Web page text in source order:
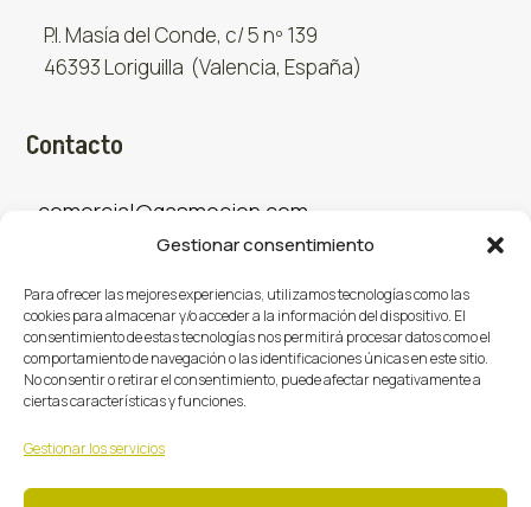
Gestionar consentimiento
Para ofrecer las mejores experiencias, utilizamos tecnologías como las
cookies para almacenar y/o acceder a la información del dispositivo. El
consentimiento de estas tecnologías nos permitirá procesar datos como el
comportamiento de navegación o las identificaciones únicas en este sitio.
No consentir o retirar el consentimiento, puede afectar negativamente a
ciertas características y funciones.
Gestionar los servicios
P.I. Masía del Conde, c/ 5 nº 139
46393 Loriguilla (Valencia, España)
Contacto
comercial@gasmocion.com
Sociales